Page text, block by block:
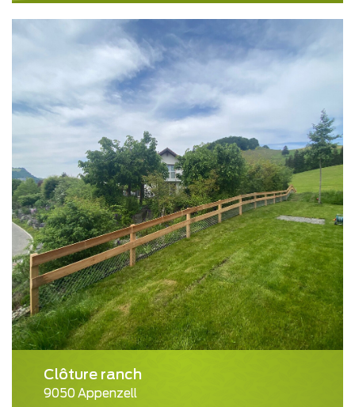
Clôture ranch
9050 Appenzell